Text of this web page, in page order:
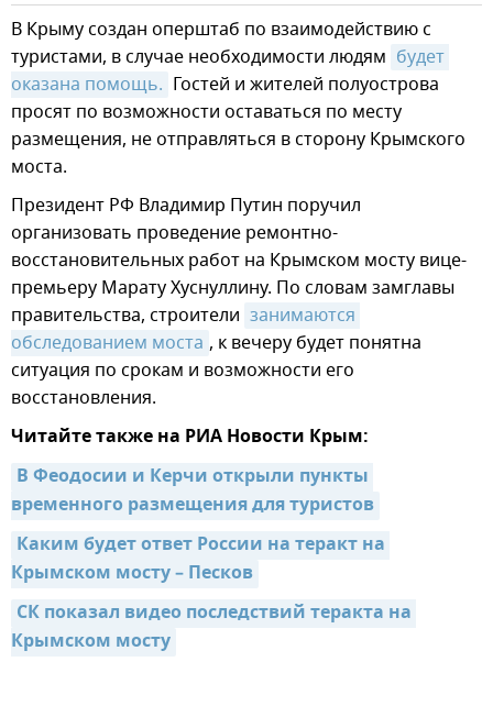
В Крыму создан оперштаб по взаимодействию с
туристами, в случае необходимости людям будет
оказана помощь. Гостей и жителей полуострова
просят по возможности оставаться по месту
размещения, не отправляться в сторону Крымского
моста.
Президент РФ Владимир Путин поручил
организовать проведение ремонтно-
восстановительных работ на Крымском мосту вице-
премьеру Марату Хуснуллину. По словам замглавы
правительства, строители занимаются
обследованием моста , к вечеру будет понятна
ситуация по срокам и возможности его
восстановления.
Читайте также на РИА Новости Крым:
В Феодосии и Керчи открыли пункты
временного размещения для туристов
Каким будет ответ России на теракт на
Крымском мосту – Песков
СК показал видео последствий теракта на
Крымском мосту